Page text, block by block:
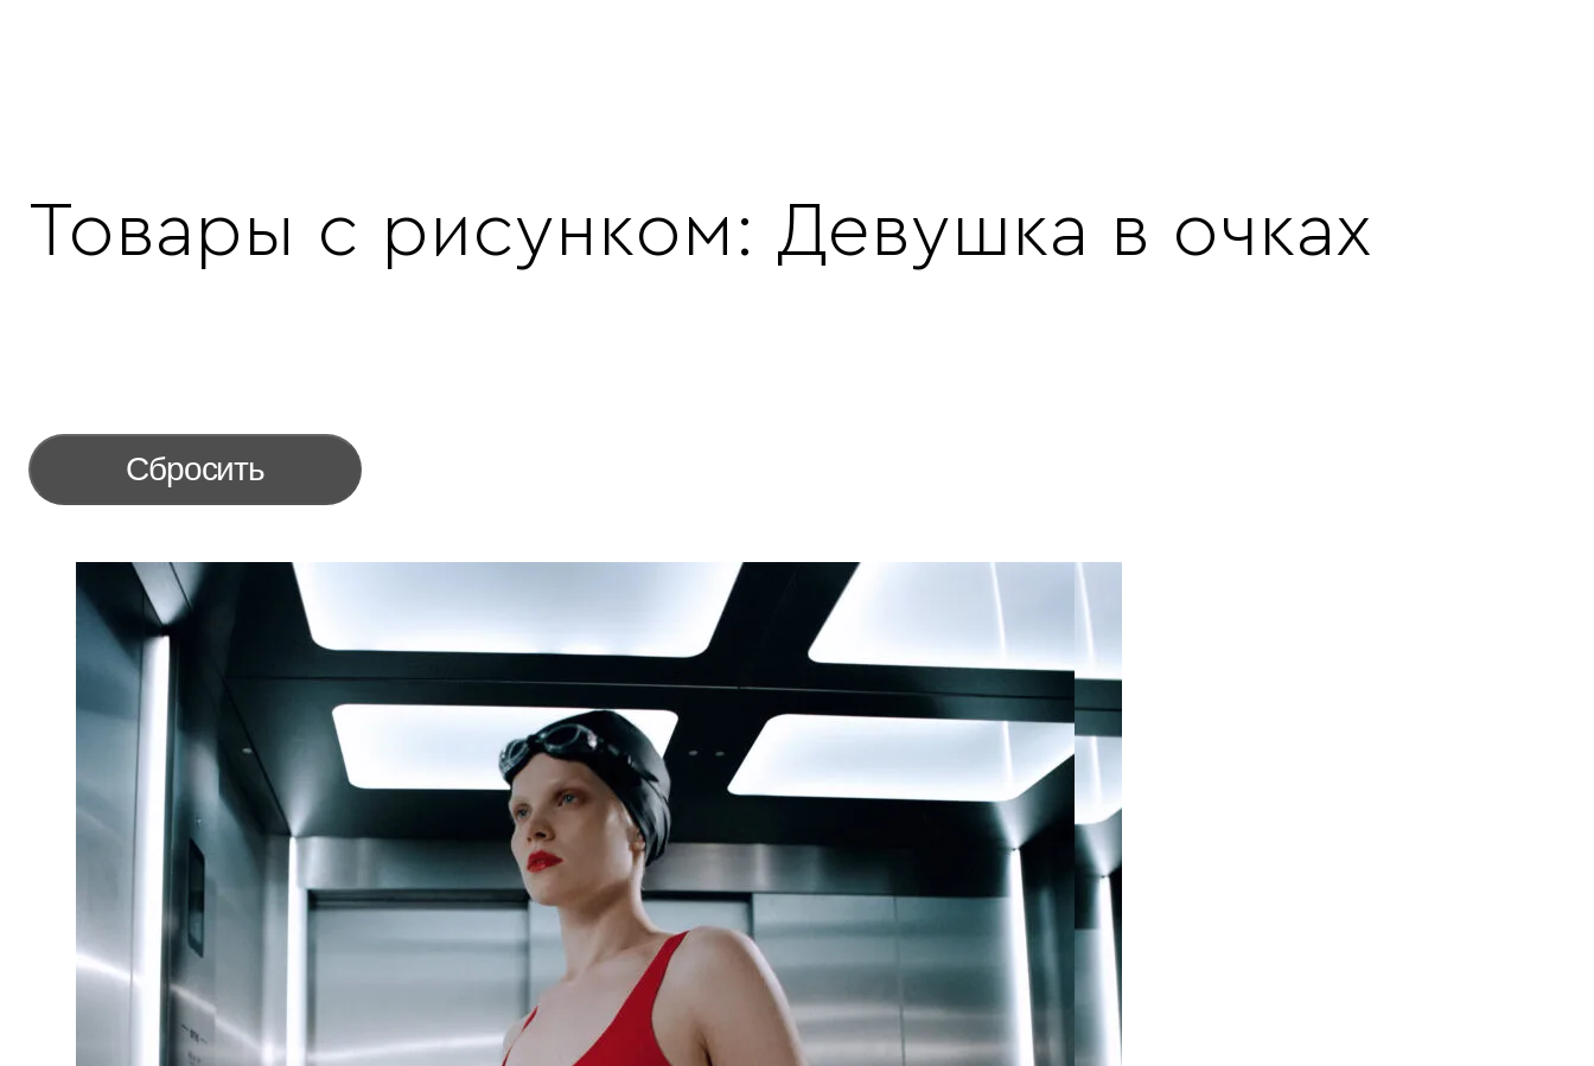
Товары с рисунком: Девушка в очках
Сбросить